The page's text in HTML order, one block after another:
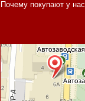
Почему покупают у нас